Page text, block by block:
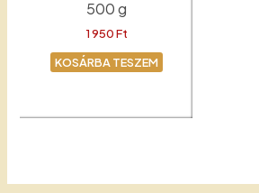
500 g
1 950Ft
KOSÁRBA TESZEM